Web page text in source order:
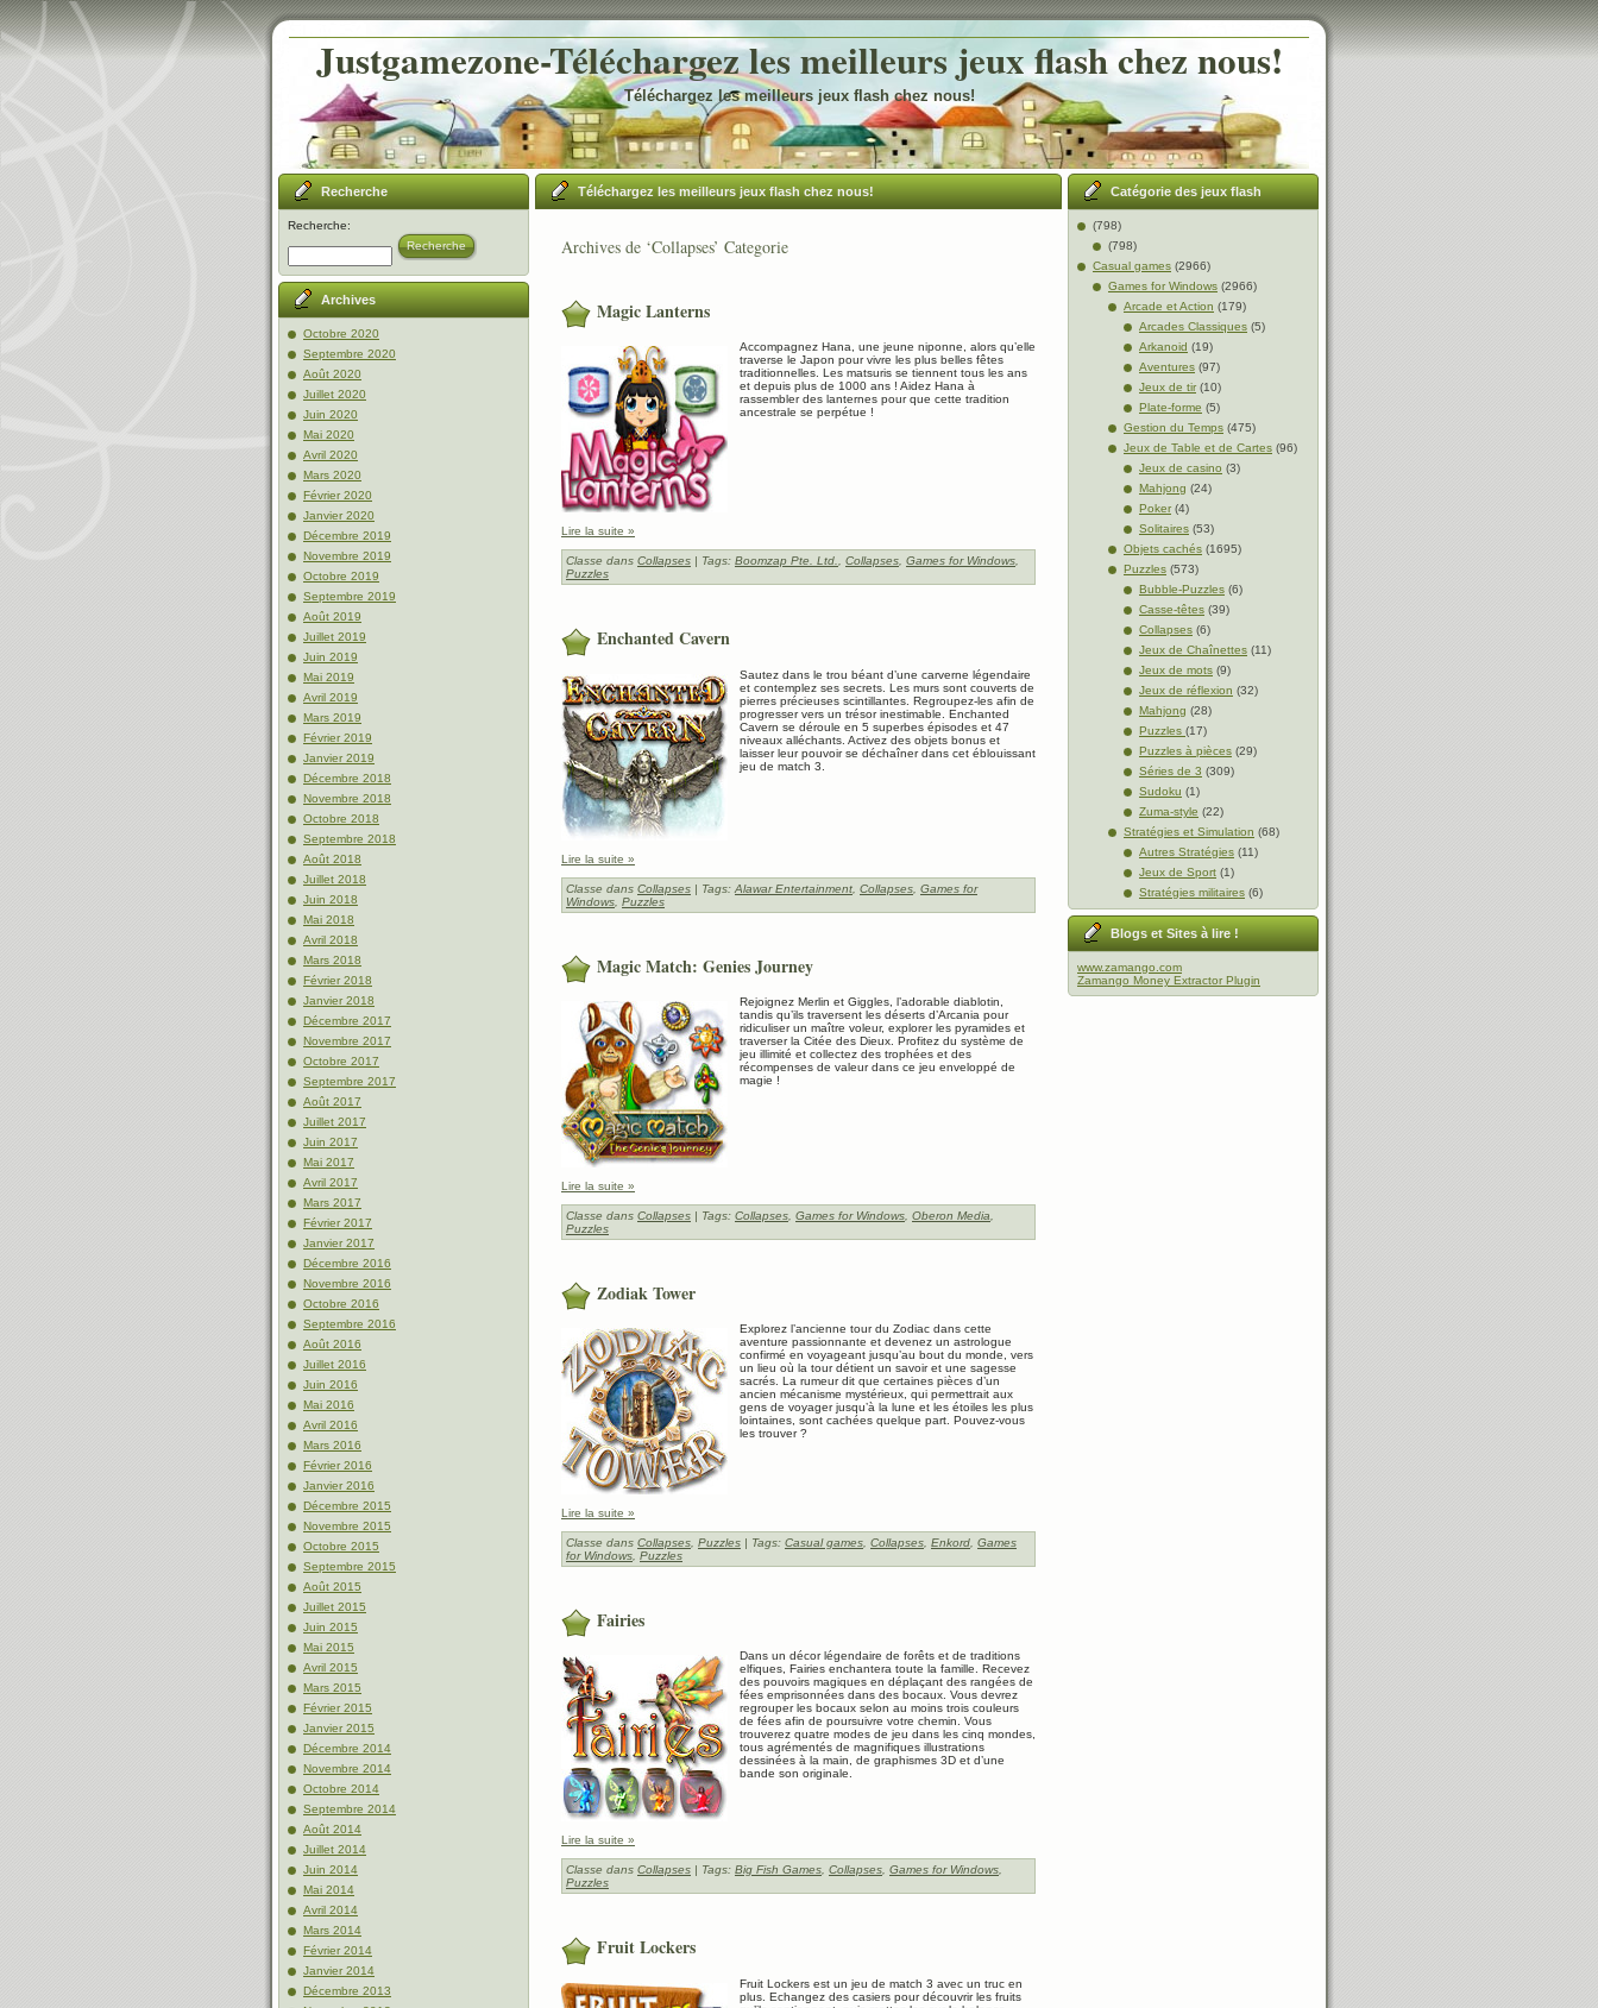
Justgamezone-Téléchargez les meilleurs jeux flash chez nous!
Téléchargez les meilleurs jeux flash chez nous!
Recherche
Recherche:
Recherche
Archives
Octobre 2020
Septembre 2020
Août 2020
Juillet 2020
Juin 2020
Mai 2020
Avril 2020
Mars 2020
Février 2020
Janvier 2020
Décembre 2019
Novembre 2019
Octobre 2019
Septembre 2019
Août 2019
Juillet 2019
Juin 2019
Mai 2019
Avril 2019
Mars 2019
Février 2019
Janvier 2019
Décembre 2018
Novembre 2018
Octobre 2018
Septembre 2018
Août 2018
Juillet 2018
Juin 2018
Mai 2018
Avril 2018
Mars 2018
Février 2018
Janvier 2018
Décembre 2017
Novembre 2017
Octobre 2017
Septembre 2017
Août 2017
Juillet 2017
Juin 2017
Mai 2017
Avril 2017
Mars 2017
Février 2017
Janvier 2017
Décembre 2016
Novembre 2016
Octobre 2016
Septembre 2016
Août 2016
Juillet 2016
Juin 2016
Mai 2016
Avril 2016
Mars 2016
Février 2016
Janvier 2016
Décembre 2015
Novembre 2015
Octobre 2015
Septembre 2015
Août 2015
Juillet 2015
Juin 2015
Mai 2015
Avril 2015
Mars 2015
Février 2015
Janvier 2015
Décembre 2014
Novembre 2014
Octobre 2014
Septembre 2014
Août 2014
Juillet 2014
Juin 2014
Mai 2014
Avril 2014
Mars 2014
Février 2014
Janvier 2014
Décembre 2013
Téléchargez les meilleurs jeux flash chez nous!
Archives de ‘Collapses’ Categorie
Magic Lanterns
Accompagnez Hana, une jeune niponne, alors qu’elle
traverse le Japon pour vivre les plus belles fêtes
traditionnelles. Les matsuris se tiennent tous les ans
et depuis plus de 1000 ans ! Aidez Hana à
rassembler des lanternes pour que cette tradition
ancestrale se perpétue !
Lire la suite »
Classe dans Collapses | Tags: Boomzap Pte. Ltd., Collapses, Games for Windows,
Puzzles
Enchanted Cavern
Sautez dans le trou béant d’une carverne légendaire
et contemplez ses secrets. Les murs sont couverts de
pierres précieuses scintillantes. Regroupez-les afin de
progresser vers un trésor inestimable. Enchanted
Cavern se déroule en 5 superbes épisodes et 47
niveaux alléchants. Activez des objets bonus et
laisser leur pouvoir se déchaîner dans cet éblouissant
jeu de match 3.
Lire la suite »
Classe dans Collapses | Tags: Alawar Entertainment Collapses Games for
Windows Puzzles
Magic Match: Genies Journey
Rejoignez Merlin et Giggles, l’adorable diablotin,
tandis qu’ils traversent les déserts d’Arcania pour
ridiculiser un maître voleur, explorer les pyramides et
traverser la Citée des Dieux. Profitez du système de
jeu illimité et collectez des trophées et des
récompenses de valeur dans ce jeu enveloppé de
magie !
Lire la suite »
Classe dans Collapses | Tags: Collapses Games for Windows Oberon Media
Puzzles
Zodiak Tower
Explorez l’ancienne tour du Zodiac dans cette
aventure passionnante et devenez un astrologue
confirmé en voyageant jusqu’au bout du monde, vers
un lieu où la tour détient un savoir et une sagesse
sacrés. La rumeur dit que certaines pièces d’un
ancien mécanisme mystérieux, qui permettrait aux
gens de voyager jusqu’à la lune et les étoiles les plus
lointaines, sont cachées quelque part. Pouvez-vous
les trouver ?
Lire la suite »
Classe dans Collapses Puzzles | Tags: Casual games Collapses Enkord Games
for Windows Puzzles
Fairies
Dans un décor légendaire de forêts et de traditions
elfiques, Fairies enchantera toute la famille. Recevez
des pouvoirs magiques en déplaçant des rangées de
fées emprisonnées dans des bocaux. Vous devrez
regrouper les bocaux selon au moins trois couleurs
de fées afin de poursuivre votre chemin. Vous
trouverez quatre modes de jeu dans les cinq mondes,
tous agrémentés de magnifiques illustrations
dessinées à la main, de graphismes 3D et d’une
bande son originale.
Lire la suite »
Classe dans Collapses | Tags: Big Fish Games, Collapses, Games for Windows,
Puzzles
Fruit Lockers
Fruit Lockers est un jeu de match 3 avec un truc en
plus. Echangez des casiers pour découvrir les fruits
Catégorie des jeux flash
(798)
(798)
Casual games (2966)
Games for Windows (2966)
Arcade et Action (179)
Arcades Classiques (5)
Arkanoid (19)
Aventures (97)
Jeux de tir(10)
Plate-forme (5)
Gestion du Temps (475)
Jeux de Table et de Cartes (96)
Jeux de casino (3)
Mahjong (24)
Poker(4)
Solitaires (53)
Objets cachés (1695)
Puzzles (573)
Bubble-Puzzles (6)
Casse-têtes (39)
Collapses (6)
Jeux de Chaînettes (11)
Jeux de mots (9)
Jeux de réflexion (32)
Mahjong (28)
Puzzles (17)
Puzzles à pièces (29)
Séries de 3 (309)
Sudoku (1)
Zuma-style (22)
Stratégies et Simulation (68)
Autres Stratégies (11)
Jeux de Sport (1)
Stratégies militaires (6)
Blogs et Sites à lire !
www.zamango.com
Zamango Money Extractor Plugin